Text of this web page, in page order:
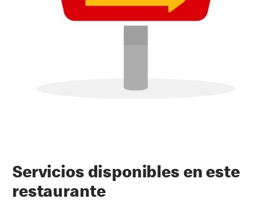
Servicios disponibles en este
restaurante